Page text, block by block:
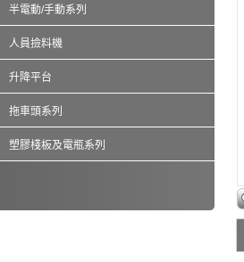
半電動/手動系列
人員撿料機
升降平台
拖車頭系列
塑膠棧板及電瓶系列